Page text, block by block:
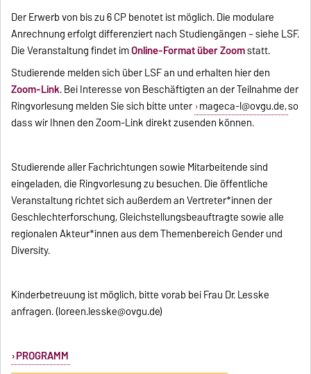
Der Erwerb von bis zu 6 CP benotet ist möglich. Die modulare
Anrechnung erfolgt differenziert nach Studiengängen – siehe LSF.
Die Veranstaltung findet imOnline-Format über Zoomstatt.
Studierende melden sich über LSF an und erhalten hier den
Zoom-Link. Bei Interesse von Beschäftigten an der Teilnahme der
Ringvorlesung melden Sie sich bitte unter mageca-l@ovgu.de,so
dass wir Ihnen den Zoom-Link direkt zusenden können.
Studierende aller Fachrichtungen sowie Mitarbeitende sind
eingeladen, die Ringvorlesung zu besuchen. Die öffentliche
Veranstaltung richtet sich außerdem an Vertreter*innen der
Geschlechterforschung, Gleichstellungsbeauftragte sowie alle
regionalen Akteur*innen aus dem Themenbereich Gender und
Diversity.
Kinderbetreuung ist möglich, bitte vorab bei Frau Dr. Lesske
anfragen. (loreen.lesske@ovgu.de)
PROGRAMM